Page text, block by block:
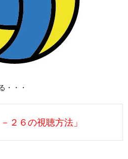
・・・
２６の視聴方法」